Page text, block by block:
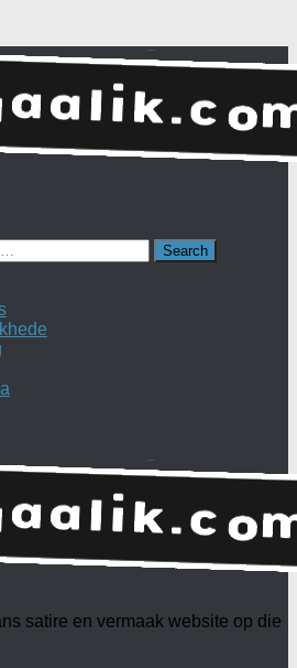
satire en vermaak website op die